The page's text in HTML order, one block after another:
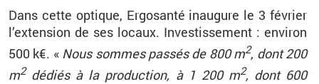
Dans cette optique, Ergosanté inaugure le 3 février
l’extension de ses locaux. Investissement : environ
500 k€. « Nous sommes passés de 800 m2, dont 200
m2dédiés à la production, à 1 200 m2, dont 600